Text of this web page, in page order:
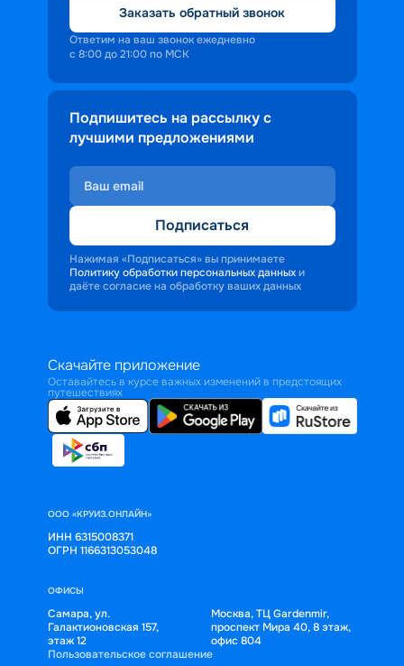
Заказать обратный звонок
Ответим на ваш звонок ежедневно
с 8:00 до 21:00 по МСК
Подпишитесь на рассылку с
лучшими предложениями
Подписаться
Нажимая «Подписаться» вы принимаете
Политику обработки персональных данных и
даёте согласие на обработку ваших данных
Скачайте приложение
Оставайтесь в курсе важных изменений в предстоящих
путешествиях
ООО «КРУИЗ.ОНЛАЙН»
ИНН 6315008371
ОГРН 1166313053048
ОФИСЫ
Самара, ул.
Галактионовская 157,
этаж 12
Москва, ТЦ Gardenmir,
проспект Мира 40, 8 этаж,
офис 804
Пользовательское соглашение